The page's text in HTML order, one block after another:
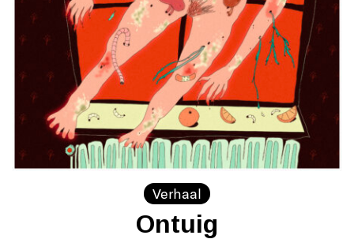
Verhaal
Ontuig